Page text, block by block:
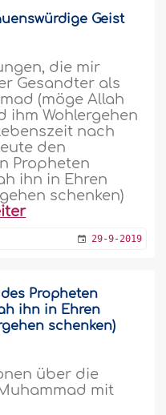
Geist
die mir
Gesandter als
(möge Allah
ihm Wohlergehen
nach
den
Propheten
ihn in Ehren
schenken)
29-9-2019
Propheten
ihn in Ehren
schenken)
über die
mit